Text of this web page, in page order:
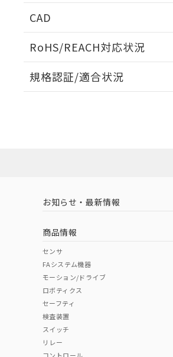
CAD
RoHS/REACH対応状況
EU RoHS 注意事項・凡例
中国 RoHS 注意事項・凡例
中国 RoHS表
Pb Hg
規格認証/適合状況
（イギリス
（ノルウェー
お知らせ・最新情報
商品情報
センサ
FAシステム機器
モーション/ドライブ
ロボティクス
セーフティ
検査装置
スイッチ
リレー